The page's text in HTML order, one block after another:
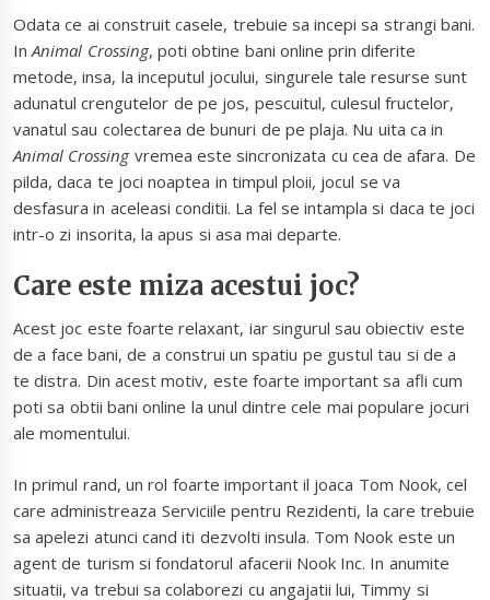
Odata ce ai construit casele, trebuie sa incepi sa strangi bani.
InAnimal Crossing, poti obtine bani online prin diferite
metode, insa, la inceputul jocului, singurele tale resurse sunt
adunatul crengutelor de pe jos, pescuitul, culesul fructelor,
vanatul sau colectarea de bunuri de pe plaja. Nu uita ca in
Animal Crossingvremea este sincronizata cu cea de afara. De
pilda, daca te joci noaptea in timpul ploii, jocul se va
desfasura in aceleasi conditii. La fel se intampla si daca te joci
intr-o zi insorita, la apus si asa mai departe.
Care este miza acestui joc?
Acest joc este foarte relaxant, iar singurul sau obiectiv este
de a face bani, de a construi un spatiu pe gustul tau si de a
te distra. Din acest motiv, este foarte important sa afli cum
poti sa obtii bani online la unul dintre cele mai populare jocuri
ale momentului.
In primul rand, un rol foarte important il joaca Tom Nook, cel
care administreaza Serviciile pentru Rezidenti, la care trebuie
sa apelezi atunci cand iti dezvolti insula. Tom Nook este un
agent de turism si fondatorul afacerii Nook Inc. In anumite
situatii, va trebui sa colaborezi cu angajatii lui, Timmy si